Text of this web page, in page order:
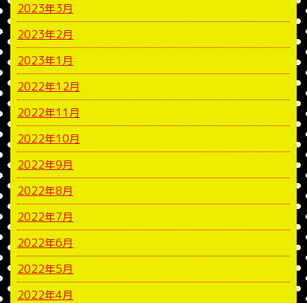
2023年3月
2023年2月
2023年1月
2022年12月
2022年11月
2022年10月
2022年9月
2022年8月
2022年7月
2022年6月
2022年5月
2022年4月